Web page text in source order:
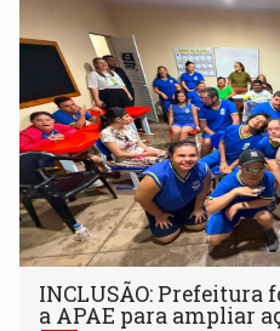
INCLUSÃO: Prefeitura
a APAE para ampliar